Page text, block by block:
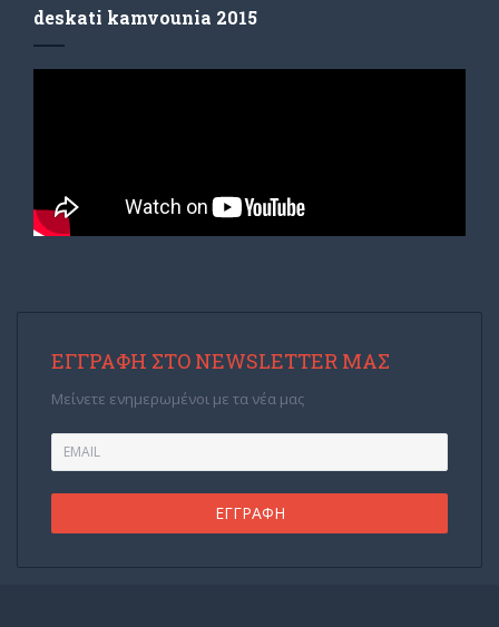
deskati kamvounia 2015
ΕΓΓΡΑΦΉ ΣΤΟ NEWSLETTER ΜΑΣ
Μείνετε ενημερωμένοι με τα νέα μας